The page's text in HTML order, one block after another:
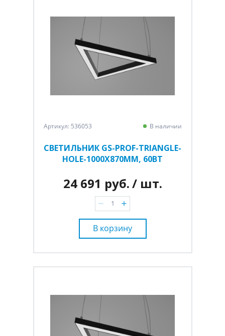
Артикул: 536053 В наличии
СВЕТИЛЬНИК GS-PROF-TRIANGLE-
HOLE-1000Х870ММ, 60ВТ
24 691 руб./ шт.
В корзину